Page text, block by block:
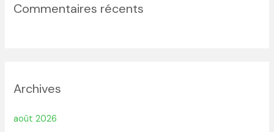
Commentaires récents
Archives
août 2026